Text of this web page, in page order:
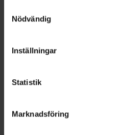
Nödvändig
Inställningar
Statistik
Marknadsföring